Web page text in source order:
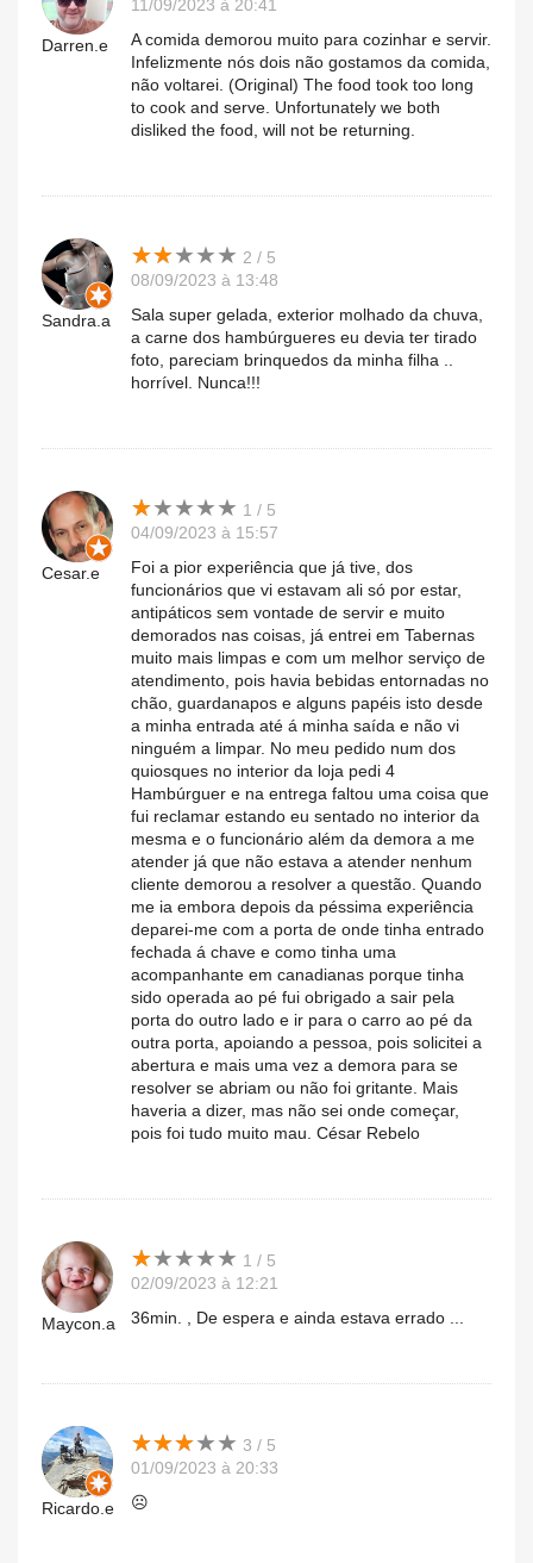
Darren.e
11/09/2023 à 20:41
A comida demorou muito para cozinhar e servir.
Infelizmente nós dois não gostamos da comida,
não voltarei. (Original) The food took too long
to cook and serve. Unfortunately we both
disliked the food, will not be returning.
Sandra.a
★★★★★
★★★★★ 2 / 5
08/09/2023 à 13:48
Sala super gelada, exterior molhado da chuva,
a carne dos hambúrgueres eu devia ter tirado
foto, pareciam brinquedos da minha filha ..
horrível. Nunca!!!
Cesar.e
★★★★★
★★★★★ 1 / 5
04/09/2023 à 15:57
Foi a pior experiência que já tive, dos
funcionários que vi estavam ali só por estar,
antipáticos sem vontade de servir e muito
demorados nas coisas, já entrei em Tabernas
muito mais limpas e com um melhor serviço de
atendimento, pois havia bebidas entornadas no
chão, guardanapos e alguns papéis isto desde
a minha entrada até á minha saída e não vi
ninguém a limpar. No meu pedido num dos
quiosques no interior da loja pedi 4
Hambúrguer e na entrega faltou uma coisa que
fui reclamar estando eu sentado no interior da
mesma e o funcionário além da demora a me
atender já que não estava a atender nenhum
cliente demorou a resolver a questão. Quando
me ia embora depois da péssima experiência
deparei-me com a porta de onde tinha entrado
fechada á chave e como tinha uma
acompanhante em canadianas porque tinha
sido operada ao pé fui obrigado a sair pela
porta do outro lado e ir para o carro ao pé da
outra porta, apoiando a pessoa, pois solicitei a
abertura e mais uma vez a demora para se
resolver se abriam ou não foi gritante. Mais
haveria a dizer, mas não sei onde começar,
pois foi tudo muito mau. César Rebelo
Maycon.a
★★★★★
★★★★★ 1 / 5
02/09/2023 à 12:21
36min. , De espera e ainda estava errado ...
Ricardo.e
★★★★★
★★★★★ 3 / 5
01/09/2023 à 20:33
☹️